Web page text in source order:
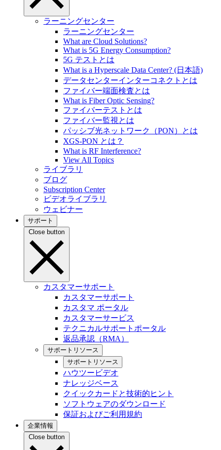
ラーニングセンター
ラーニングセンター
What are Cloud Solutions?
What is 5G Energy Consumption?
5G テストとは
What is a Hyperscale Data Center? (日本語)
データセンターインターコネクトとは
ファイバー端面検査とは
What is Fiber Optic Sensing?
ファイバーテストとは
ファイバー監視とは
パッシブ光ネットワーク（PON）とは
XGS-PON とは？
What is RF Interference?
View All Topics
ライブラリ
ブログ
Subscription Center
ビデオライブラリ
ウェビナー
サポート
Close button
カスタマーサポート
カスタマーサポート
カスタマ ポータル
カスタマーサービス
テクニカルサポートポータル
返品承認（RMA）
サポートリソース
サポートリソース
ハウツービデオ
ナレッジベース
クイックカードと技術的ヒント
ソフトウェアのダウンロード
保証およびご利用規約
企業情報
Close button